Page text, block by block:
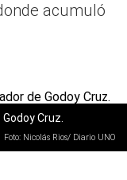
acumuló
Cruz.
Foto: Nicolás Rios/ Diario UNO